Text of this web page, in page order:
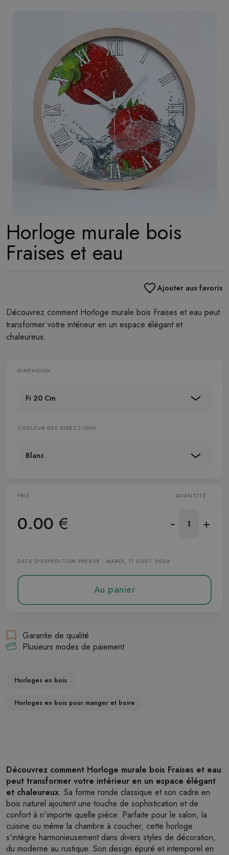
Horloge murale bois
Fraises et eau
Ajouter aux favoris
Découvrez comment Horloge murale bois Fraises et eau peut
transformer votre intérieur en un espace élégant et
chaleureux.
DIMENSION
Fi 20 Cm
COULEUR DES DIRECTIONS
Blanc
PRIX
0.00 €
QUANTITÉ
- +
DATE D'EXPÉDITION PRÉVUE : MARDI, 11 AOÛT 2026
Au panier
Garantie de qualité
Plusieurs modes de paiement
Horloges en bois
Horloges en bois pour manger et boire
Découvrez comment Horloge murale bois Fraises et eau
peut transformer votre intérieur en un espace élégant
et chaleureux. Sa forme ronde classique et son cadre en
bois naturel ajoutent une touche de sophistication et de
confort à n'importe quelle pièce. Parfaite pour le salon, la
cuisine ou même la chambre à coucher, cette horloge
s'intègre harmonieusement dans divers styles de décoration,
du moderne au rustique. Son design épuré et intemporel en